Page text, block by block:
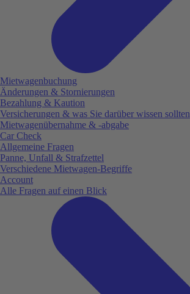
Mietwagenbuchung
Änderungen & Stornierungen
Bezahlung & Kaution
Versicherungen & was Sie darüber wissen sollten
Mietwagenübernahme & -abgabe
Car Check
Allgemeine Fragen
Panne, Unfall & Strafzettel
Verschiedene Mietwagen-Begriffe
Account
Alle Fragen auf einen Blick